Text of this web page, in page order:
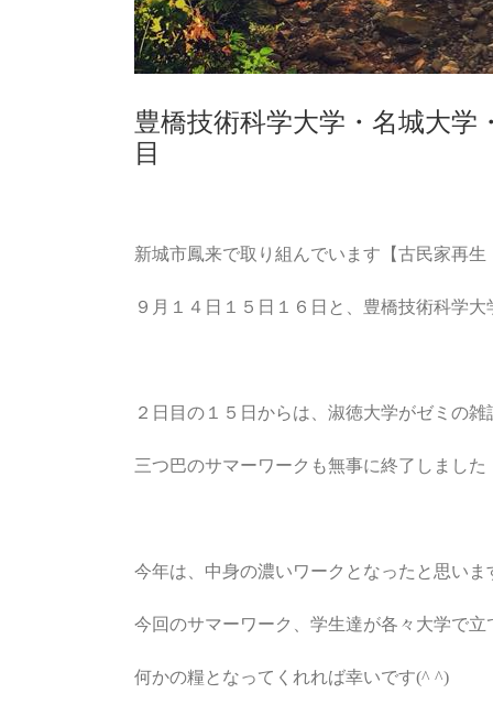
豊橋技術科学大学・名城大
目
新城市鳳来で取り組んでいます【古民家再
９月１４日１５日１６日と、豊橋技術科学
２日目の１５日からは、淑徳大学がゼミの
三つ巴のサマーワークも無事に終了しました
今年は、中身の濃いワークとなったと思いま
今回のサマーワーク、学生達が各々大学で
何かの糧となってくれれば幸いです(^ ^)